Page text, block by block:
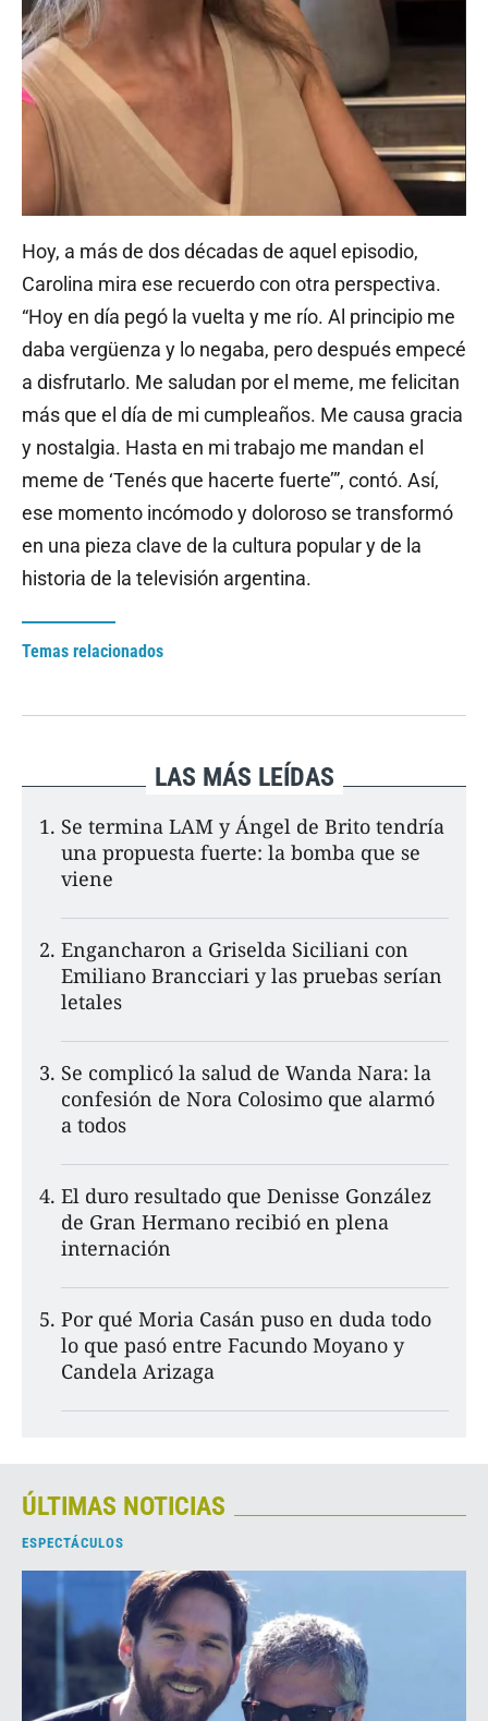
Hoy, a más de dos décadas de aquel episodio,
Carolina mira ese recuerdo con otra perspectiva.
“Hoy en día pegó la vuelta y me río. Al principio me
daba vergüenza y lo negaba, pero después empecé
a disfrutarlo. Me saludan por el meme, me felicitan
más que el día de mi cumpleaños. Me causa gracia
y nostalgia. Hasta en mi trabajo me mandan el
meme de ‘Tenés que hacerte fuerte’”, contó. Así,
ese momento incómodo y doloroso se transformó
en una pieza clave de la cultura popular y de la
historia de la televisión argentina.
Temas relacionados
LAS MÁS LEÍDAS
Se termina LAM y Ángel de Brito tendría
una propuesta fuerte: la bomba que se
viene
Engancharon a Griselda Siciliani con
Emiliano Brancciari y las pruebas serían
letales
Se complicó la salud de Wanda Nara: la
confesión de Nora Colosimo que alarmó
a todos
El duro resultado que Denisse González
de Gran Hermano recibió en plena
internación
Por qué Moria Casán puso en duda todo
lo que pasó entre Facundo Moyano y
Candela Arizaga
ÚLTIMAS NOTICIAS
ESPECTÁCULOS